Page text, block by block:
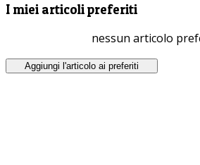
I miei articoli preferiti
nessun articolo